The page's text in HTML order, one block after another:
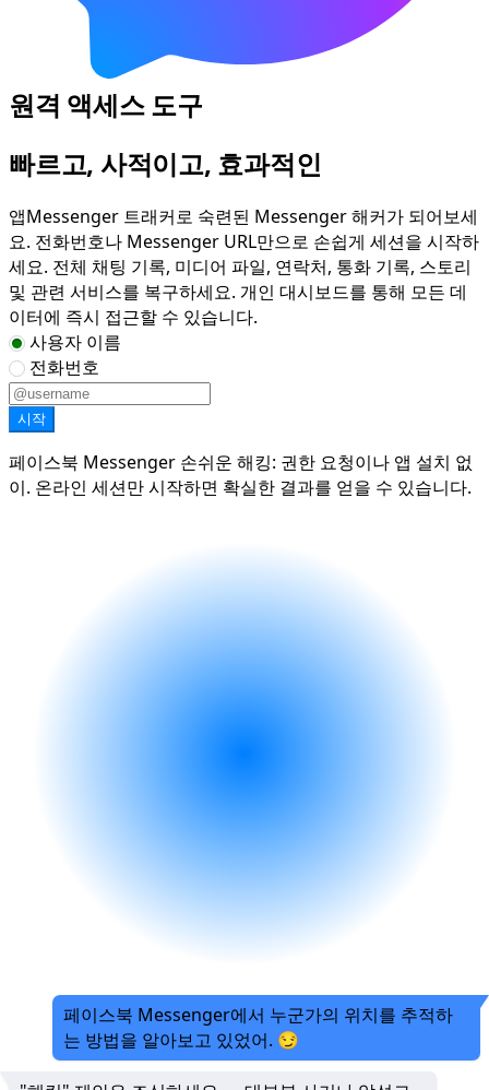
원격 액세스 도구
빠르고, 사적이고, 효과적인
앱Messenger 트래커로 숙련된 Messenger 해커가 되어보세
요. 전화번호나 Messenger URL만으로 손쉽게 세션을 시작하
세요. 전체 채팅 기록, 미디어 파일, 연락처, 통화 기록, 스토리
및 관련 서비스를 복구하세요. 개인 대시보드를 통해 모든 데
이터에 즉시 접근할 수 있습니다.
사용자 이름
전화번호
시작
페이스북 Messenger 손쉬운 해킹: 권한 요청이나 앱 설치 없
이. 온라인 세션만 시작하면 확실한 결과를 얻을 수 있습니다.
페이스북 Messenger에서 누군가의 위치를 추적하
는 방법을 알아보고 있었어. 😏